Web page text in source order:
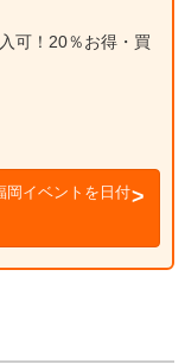
可！20％お得・買
岡イベントを日付